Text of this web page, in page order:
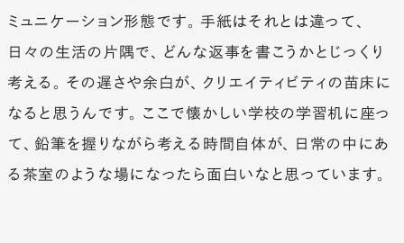
ミュニケーション形態です。手紙はそれとは違って、
日々の生活の片隅で、どんな返事を書こうかとじっくり
考える。その遅さや余白が、クリエイティビティの苗床に
なると思うんです。ここで懐かしい学校の学習机に座っ
て、鉛筆を握りながら考える時間自体が、日常の中にあ
る茶室のような場になったら面白いなと思っています。